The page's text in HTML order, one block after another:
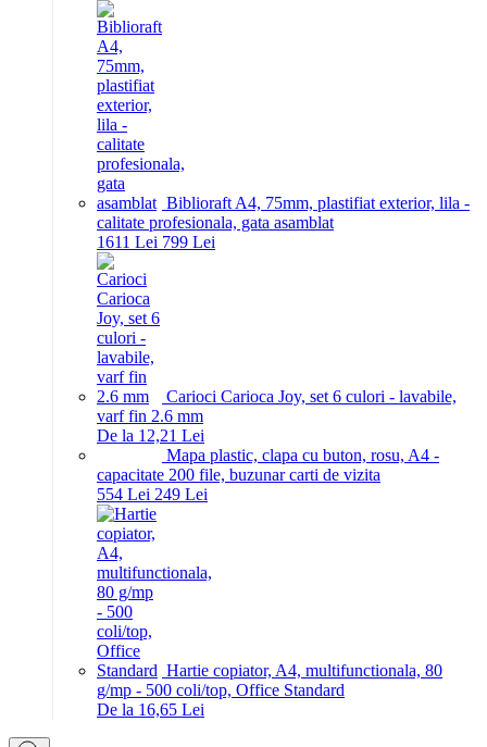
Biblioraft A4, 75mm, plastifiat exterior, lila -
calitate profesionala, gata asamblat
1611 Lei 799 Lei
Carioci Carioca Joy, set 6 culori - lavabile,
varf fin 2.6 mm
De la 12,21 Lei
Mapa plastic, clapa cu buton, rosu, A4 -
capacitate 200 file, buzunar carti de vizita
554 Lei 249 Lei
Hartie copiator, A4, multifunctionala, 80
g/mp - 500 coli/top, Office Standard
De la 16,65 Lei